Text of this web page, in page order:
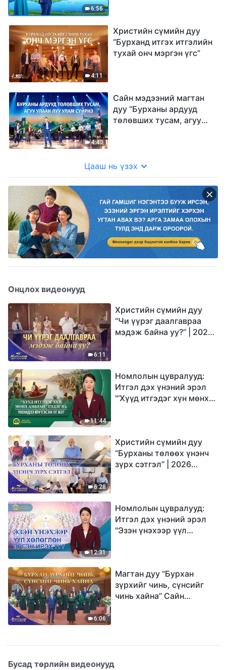
6:56
4:11
Христийн сүмийн дуу
“Бурханд итгэх итгэлийн
тухай онч мэргэн үгс”
4:40
Сайн мэдээний магтан
дуу “Бурханы ардууд
төлөвших тусам, агуу
Цааш нь үзэх
Онцлох видеонууд
6:11
Христийн сүмийн дуу
“Чи үүрэг даалгавраа
мэдэж байна уу?” | 2026
11:44
Номлолын цувралууд:
Итгэл дэх үнэний эрэл
"‘Хүүд итгэдэг хүн мөнх
6:28
Христийн сүмийн дуу
“Бурханы төлөөх үнэнч
зүрх сэтгэл” | 2026
12:31
Номлолын цувралууд:
Итгэл дэх үнэний эрэл
"Эзэн үнэхээр үүл
6:06
Магтан дуу “Бурхан
зүрхийг чинь, сүнсийг
чинь хайна” Сайн
Бусад төрлийн видеонууд